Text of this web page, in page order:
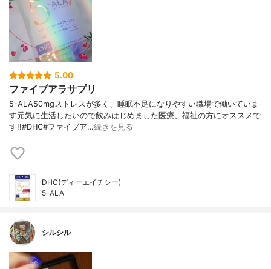
5.00
ファイブアラサプリ
5-ALA50mgストレスが多く、睡眠不足になりやすい職場で働いていま
す元気に生活したいので飲みはじめました医療、福祉の方にオススメで
す!!#DHC#ファイブア…続きを見る
DHC(ディーエイチシー)
5-ALA
シルシル